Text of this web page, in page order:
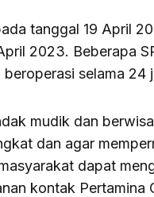
tanggal 19 April
2023. Beberapa
selama 24
mudik dan
dan agar
dapat
kontak Pertamina